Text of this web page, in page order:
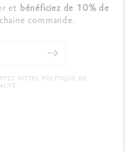
et bénéficiez de 10% de
commande.
NOTRE POLITIQUE DE